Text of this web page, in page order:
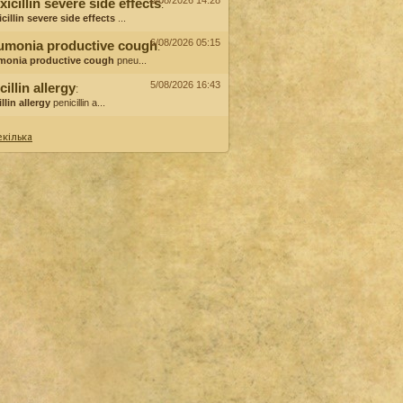
severe side effects:
severe side effects
productive cough:
productive cough pneu...
6/08/2026 05:15
allergy:
allergy penicillin a...
5/08/2026 16:43